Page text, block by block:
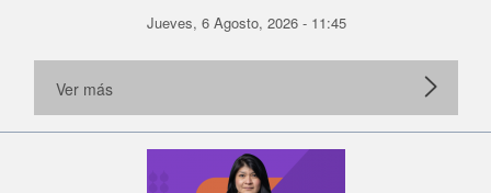
Jueves, 6 Agosto, 2026 - 11:45
Ver más